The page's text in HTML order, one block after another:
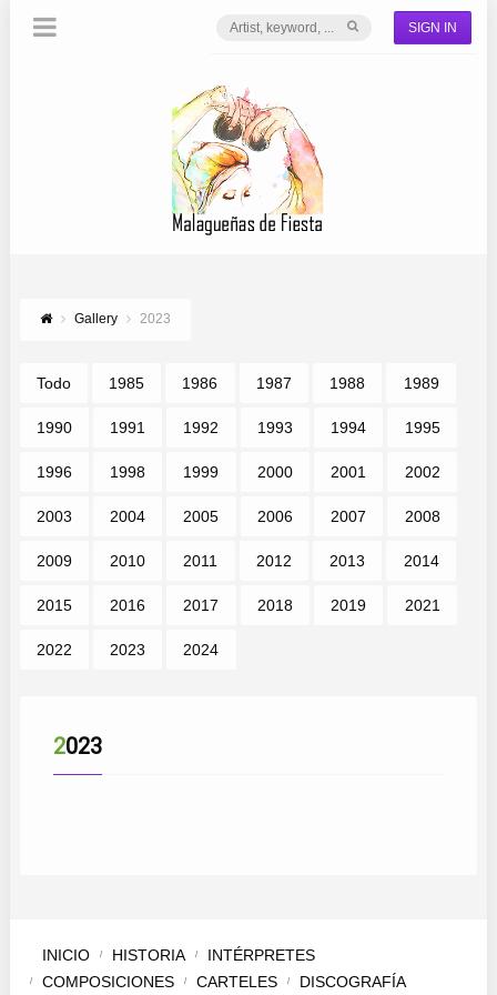
SIGN IN
Gallery 2023
Todo 1985 1986 1987 1988 1989
1990 1991 1992 1993 1994 1995
1996 1998 1999 2000 2001 2002
2003 2004 2005 2006 2007 2008
2009 2010 2011 2012 2013 2014
2015 2016 2017 2018 2019 2021
2022 2023 2024
2023
INICIO HISTORIA
INTÉRPRETES
COMPOSICIONES
CARTELES DISCOGRAFÍA